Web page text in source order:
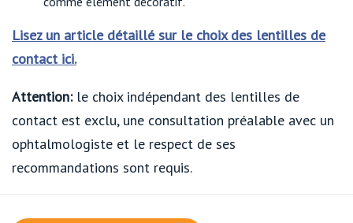
Lisez un article détaillé sur le choix des lentilles de
contact ici.
Attention:le choix indépendant des lentilles de
contact est exclu, une consultation préalable avec un
ophtalmologiste et le respect de ses
recommandations sont requis.